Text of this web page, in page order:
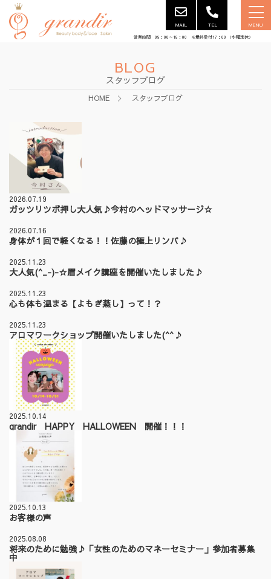
MAIL TEL MENU
営業時間 09：00～18：00 ※最終受付17：00 （水曜定休）
BLOG
スタッフブログ
HOME スタッフブログ
2026.07.19
ガッツリツボ押し大人気♪今村のヘッドマッサージ☆
2026.07.16
身体が１回で軽くなる！！佐藤の極上リンパ♪
2025.11.23
大人気(^_-)-☆眉メイク講座を開催いたしました♪
2025.11.23
心も体も温まる【よもぎ蒸し】って！？
2025.11.23
アロマワークショップ開催いたしました(^^♪
2025.10.14
grandir HAPPY HALLOWEEN 開催！！！
2025.10.13
お客様の声
2025.08.08
将来のために勉強♪「女性のためのマネーセミナー」参加者募集
中